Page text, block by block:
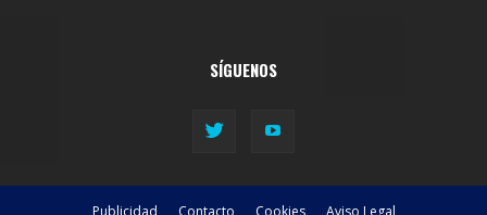
SÍGUENOS
Publicidad Contacto Cookies Aviso Legal